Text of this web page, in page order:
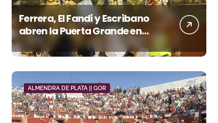
Ferrera, El Fandi y Escribano
abren la Puerta Grande en
una tarde triunfal en Azuaga
ALMENDRA DE PLATA || GOR